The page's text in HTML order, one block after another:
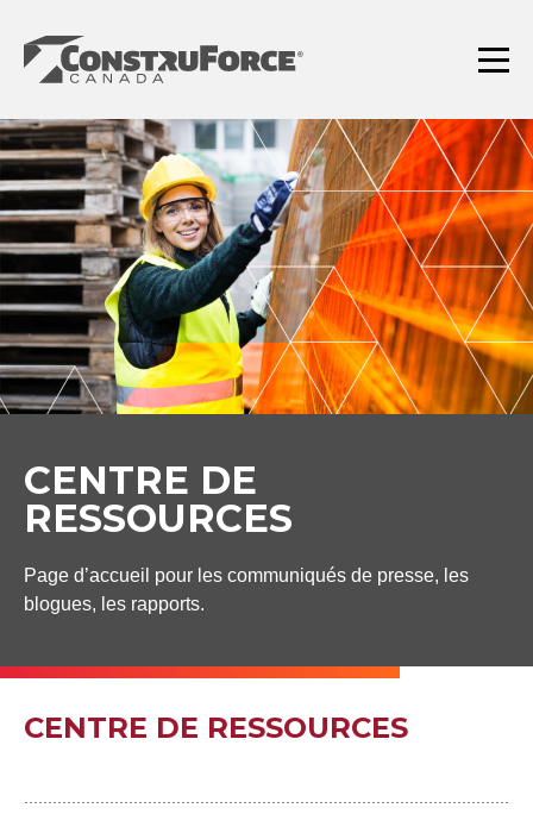
contenu
Menu
CENTRE DE
RESSOURCES
Page d’accueil pour les communiqués de presse, les
blogues, les rapports.
CENTRE DE RESSOURCES